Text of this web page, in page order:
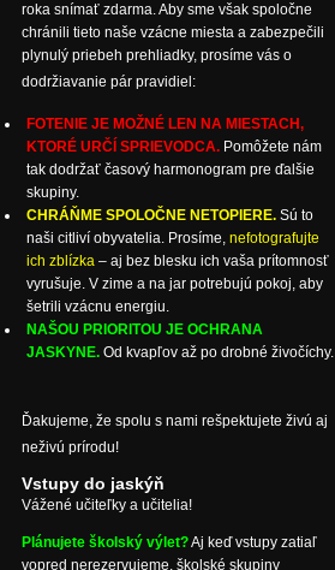
roka snímať zdarma. Aby sme však spoločne
chránili tieto naše vzácne miesta a zabezpečili
plynulý priebeh prehliadky, prosíme vás o
dodržiavanie pár pravidiel:
FOTENIE JE MOŽNÉ LEN NA MIESTACH,
KTORÉ URČÍ SPRIEVODCA. Pomôžete nám
tak dodržať časový harmonogram pre ďalšie
skupiny.
CHRÁŇME SPOLOČNE NETOPIERE. Sú to
naši citliví obyvatelia. Prosíme, nefotografujte
ich zblízka – aj bez blesku ich vaša prítomnosť
vyrušuje. V zime a na jar potrebujú pokoj, aby
šetrili vzácnu energiu.
NAŠOU PRIORITOU JE OCHRANA
JASKYNE. Od kvapľov až po drobné živočíchy.
Ďakujeme, že spolu s nami rešpektujete živú aj
neživú prírodu!
Vstupy do jaskýň
Vážené učiteľky a učitelia!
Plánujete školský výlet?Aj keď vstupy zatiaľ
vopred nerezervujeme, školské skupiny